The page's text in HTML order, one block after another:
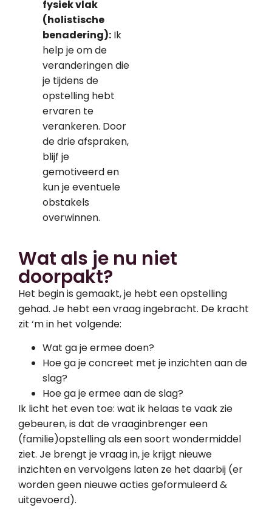
fysiek vlak
(holistische
benadering): Ik
help je om de
veranderingen die
je tijdens de
opstelling hebt
ervaren te
verankeren. Door
de drie afspraken,
blijf je
gemotiveerd en
kun je eventuele
obstakels
overwinnen.
Wat als je nu niet
doorpakt?
Het begin is gemaakt, je hebt een opstelling
gehad. Je hebt een vraag ingebracht. De kracht
zit ‘m in het volgende:
Wat ga je ermee doen?
Hoe ga je concreet met je inzichten aan de
slag?
Hoe ga je ermee aan de slag?
Ik licht het even toe: wat ik helaas te vaak zie
gebeuren, is dat de vraaginbrenger een
(familie)opstelling als een soort wondermiddel
ziet. Je brengt je vraag in, je krijgt nieuwe
inzichten en vervolgens laten ze het daarbij (er
worden geen nieuwe acties geformuleerd &
uitgevoerd).